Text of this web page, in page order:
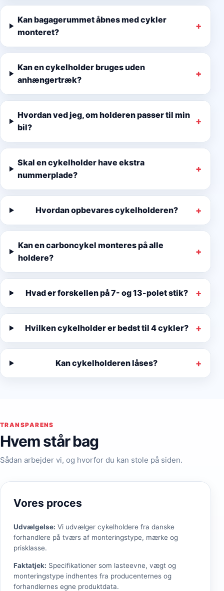
Kan bagagerummet åbnes med cykler
monteret?
Kan en cykelholder bruges uden
anhængertræk?
Hvordan ved jeg, om holderen passer til min
bil?
Skal en cykelholder have ekstra
nummerplade?
Hvordan opbevares cykelholderen?
Kan en carboncykel monteres på alle
holdere?
Hvad er forskellen på 7- og 13-polet stik?
Hvilken cykelholder er bedst til 4 cykler?
Kan cykelholderen låses?
TRANSPARENS
Hvem står bag
Sådan arbejder vi, og hvorfor du kan stole på siden.
Vores proces
Udvælgelse: Vi udvælger cykelholdere fra danske
forhandlere på tværs af monteringstype, mærke og
prisklasse.
Faktatjek: Specifikationer som lasteevne, vægt og
monteringstype indhentes fra producenternes og
forhandlernes egne produktdata.